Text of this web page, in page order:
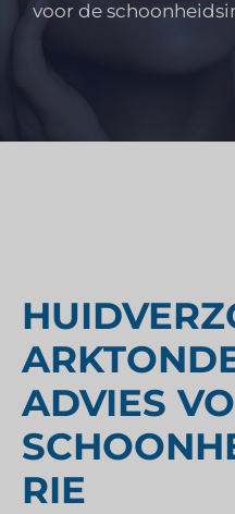
voor de
ADVIES
RIE